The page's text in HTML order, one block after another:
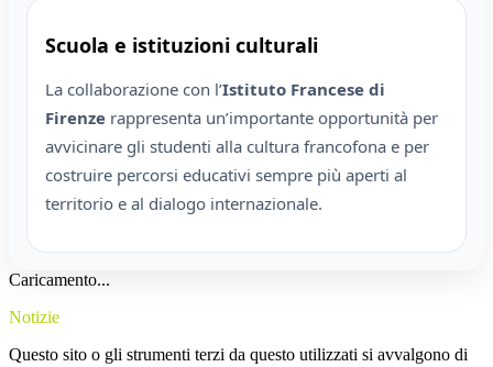
Scuola e istituzioni culturali
La collaborazione con l’Istituto Francese di
Firenze rappresenta un’importante opportunità per
avvicinare gli studenti alla cultura francofona e per
costruire percorsi educativi sempre più aperti al
territorio e al dialogo internazionale.
Caricamento...
Notizie
Questo sito o gli strumenti terzi da questo utilizzati si avvalgono di